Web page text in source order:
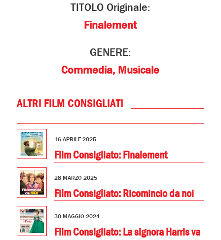
TITOLO Originale:
Finalement
GENERE:
Commedia, Musicale
ALTRI FILM CONSIGLIATI
16 APRILE 2025
Film Consigliato: Finalement
28 MARZO 2025
Film Consigliato: Ricomincio da noi
30 MAGGIO 2024
Film Consigliato: La signora Harris va